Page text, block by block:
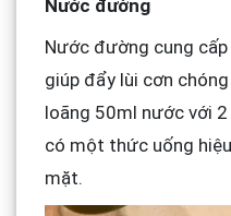
Nước đường
Nước đường cung
giúp đẩy lùi cơn
loãng 50ml nước với
có một thức uống
mặt.